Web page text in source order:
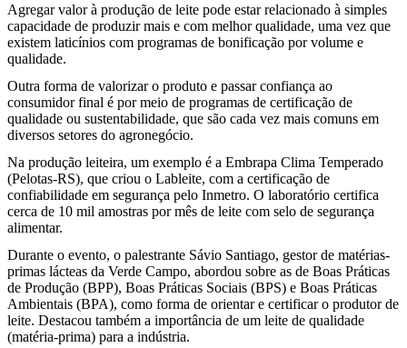
Agregar valor à produção de leite pode estar relacionado à simples
capacidade de produzir mais e com melhor qualidade, uma vez que
existem laticínios com programas de bonificação por volume e
qualidade.
Outra forma de valorizar o produto e passar confiança ao
consumidor final é por meio de programas de certificação de
qualidade ou sustentabilidade, que são cada vez mais comuns em
diversos setores do agronegócio.
Na produção leiteira, um exemplo é a Embrapa Clima Temperado
(Pelotas-RS), que criou o Lableite, com a certificação de
confiabilidade em segurança pelo Inmetro. O laboratório certifica
cerca de 10 mil amostras por mês de leite com selo de segurança
alimentar.
Durante o evento, o palestrante Sávio Santiago, gestor de matérias-
primas lácteas da Verde Campo, abordou sobre as de Boas Práticas
de Produção (BPP), Boas Práticas Sociais (BPS) e Boas Práticas
Ambientais (BPA), como forma de orientar e certificar o produtor de
leite. Destacou também a importância de um leite de qualidade
(matéria-prima) para a indústria.